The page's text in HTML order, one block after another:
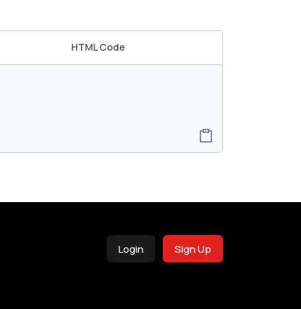
HTML Code
Login Sign Up